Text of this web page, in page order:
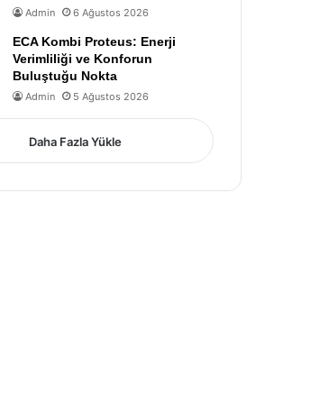
Admin 6 Ağustos 2026
ECA Kombi Proteus: Enerji
Verimliliği ve Konforun
Buluştuğu Nokta
Admin 5 Ağustos 2026
Daha Fazla Yükle